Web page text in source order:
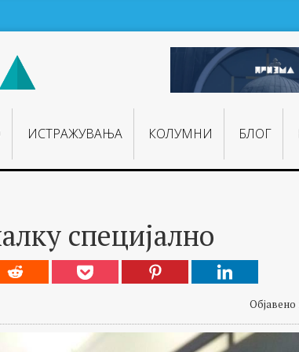
ИСТРАЖУВАЊA КОЛУМНИ БЛОГ
специјално
Објавено